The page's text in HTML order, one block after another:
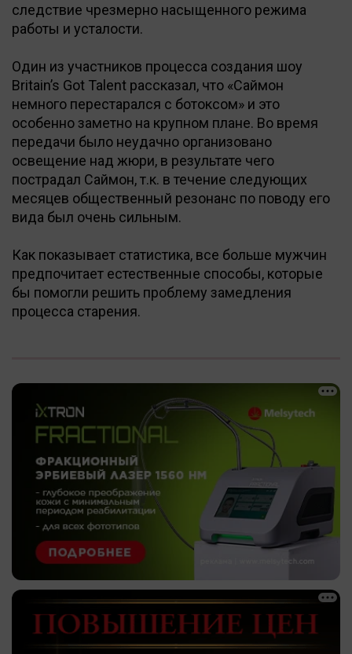
следствие чрезмерно насыщенного режима
работы и усталости.
Один из участников процесса создания шоу
Britain’s Got Talent рассказал, что «Саймон
немного перестарался с ботоксом» и это
особенно заметно на крупном плане. Во время
передачи было неудачно организовано
освещение над жюри, в результате чего
пострадал Саймон, т.к. в течение следующих
месяцев общественный резонанс по поводу его
вида был очень сильным.
Как показывает статистика, все больше мужчин
предпочитает естественные способы, которые
бы помогли решить проблему замедления
процесса старения.